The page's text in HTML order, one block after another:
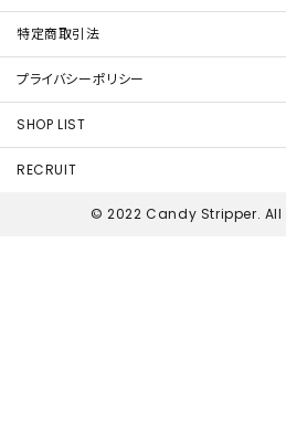
特定商取引法
プライバシーポリシー
SHOP LIST
RECRUIT
© 2022 Candy Stripper. All